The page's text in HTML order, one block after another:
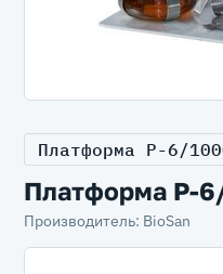
Платформа P-6/
Платформа P-
Производитель: BioSan